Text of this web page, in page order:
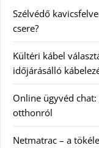
Szélvédő
csere?
Kültéri kábel
időjárásálló
Online ügyvéd
otthonról
Netmatrac – a